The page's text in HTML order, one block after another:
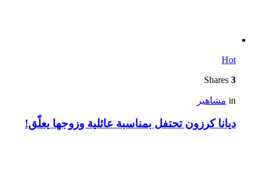
Hot
3
in مشاهير
ديانا كرزون تحتفل بمناسبة عائلية وزوجها يعلّق!